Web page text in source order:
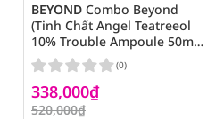
BEYOND Combo Beyond
(Tinh Chất Angel Teatreeol
10% Trouble Ampoule 50ml
+ Sữa Rửa Mặt 31ml)
338,000₫
520,000₫
(0)